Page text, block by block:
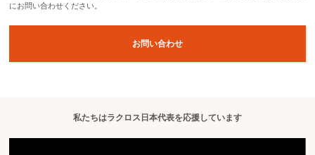
にお問い合わせください。
お問い合わせ
私たちはラクロス日本代表を応援しています